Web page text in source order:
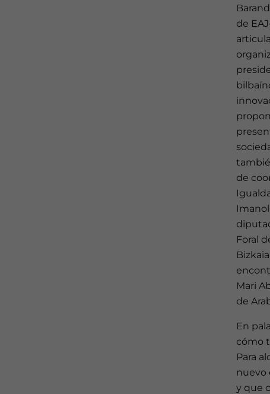
de
de
Foral
Mari
de
En
cómo
Para
nuevo
y que